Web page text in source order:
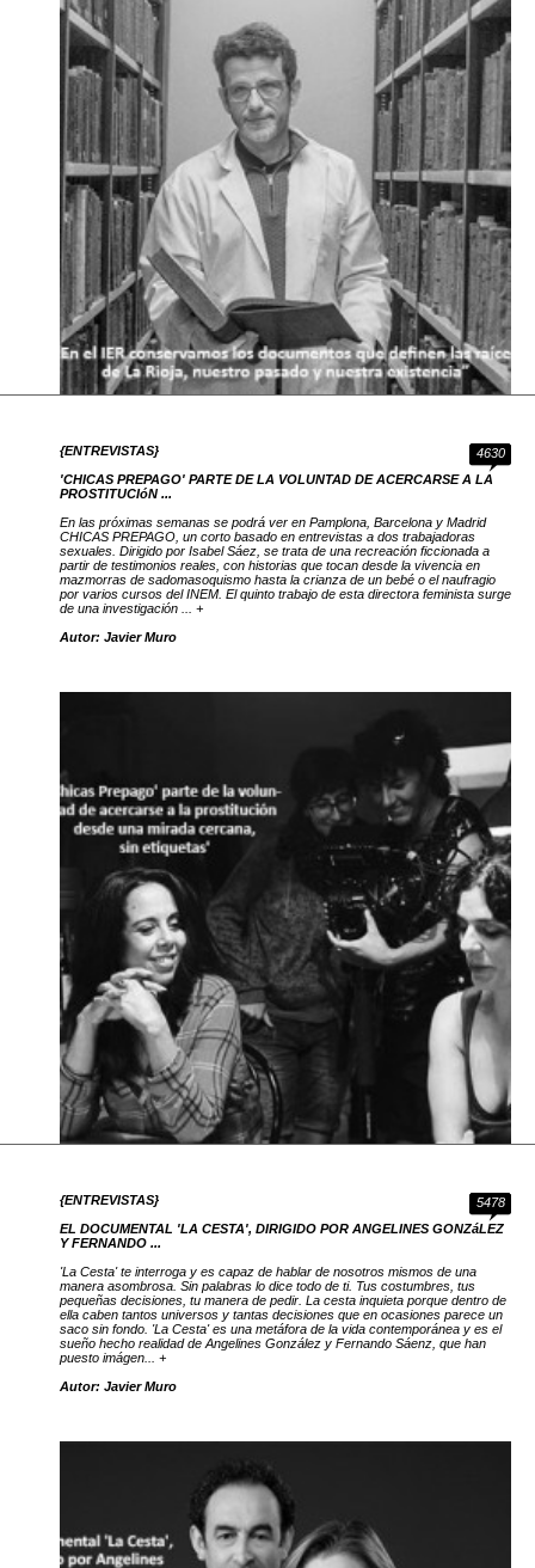
4630
{ENTREVISTAS}
'CHICAS PREPAGO' PARTE DE LA VOLUNTAD DE ACERCARSE A LA
PROSTITUCIóN ...
En las próximas semanas se podrá ver en Pamplona, Barcelona y Madrid
CHICAS PREPAGO, un corto basado en entrevistas a dos trabajadoras
sexuales. Dirigido por Isabel Sáez, se trata de una recreación ficcionada a
partir de testimonios reales, con historias que tocan desde la vivencia en
mazmorras de sadomasoquismo hasta la crianza de un bebé o el naufragio
por varios cursos del INEM. El quinto trabajo de esta directora feminista surge
de una investigación ... +
Autor: Javier Muro
5478
{ENTREVISTAS}
EL DOCUMENTAL 'LA CESTA', DIRIGIDO POR ANGELINES GONZáLEZ
Y FERNANDO ...
'La Cesta' te interroga y es capaz de hablar de nosotros mismos de una
manera asombrosa. Sin palabras lo dice todo de ti. Tus costumbres, tus
pequeñas decisiones, tu manera de pedir. La cesta inquieta porque dentro de
ella caben tantos universos y tantas decisiones que en ocasiones parece un
saco sin fondo. 'La Cesta' es una metáfora de la vida contemporánea y es el
sueño hecho realidad de Angelines González y Fernando Sáenz, que han
puesto imágen... +
Autor: Javier Muro